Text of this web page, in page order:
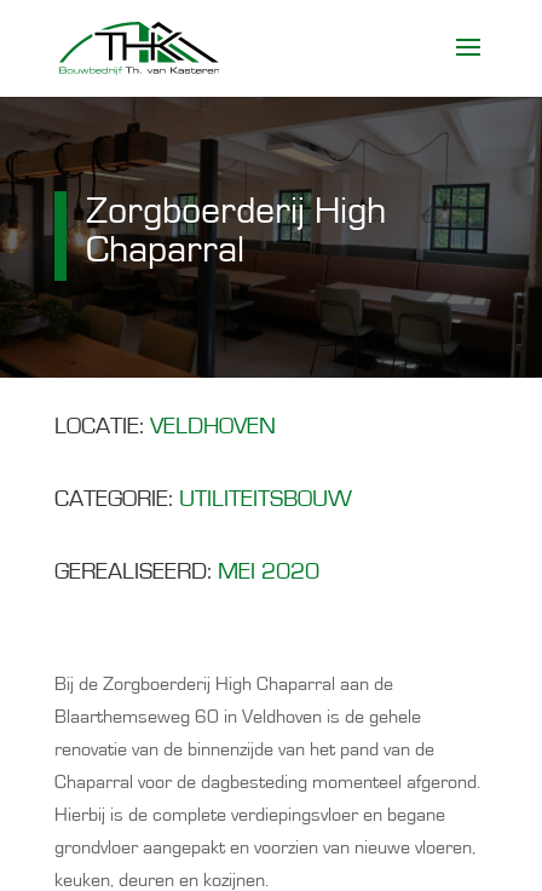
Zorgboerderij High
Chaparral
LOCATIE: VELDHOVEN
CATEGORIE: UTILITEITSBOUW
GEREALISEERD: MEI 2020
Bij de Zorgboerderij High Chaparral aan de
Blaarthemseweg 60 in Veldhoven is de gehele
renovatie van de binnenzijde van het pand van de
Chaparral voor de dagbesteding momenteel afgerond.
Hierbij is de complete verdiepingsvloer en begane
grondvloer aangepakt en voorzien van nieuwe vloeren,
keuken, deuren en kozijnen.